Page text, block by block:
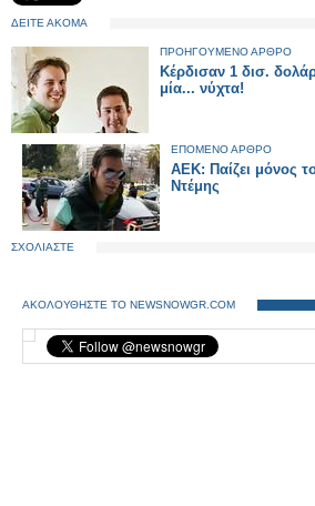
ΔΕΙΤΕ ΑΚΟΜΑ
ΠΡΟΗΓΟΥΜΕΝΟ ΑΡΘΡΟ
Κέρδισαν 1 δισ.
μία... νύχτα!
ΕΠΟΜΕΝΟ ΑΡΘΡΟ
ΑΕΚ: Παίζει μόνος
Ντέμης
ΣΧΟΛΙΑΣΤΕ
ΑΚΟΛΟΥΘΗΣΤΕ ΤΟ NEWSNOWGR.COM